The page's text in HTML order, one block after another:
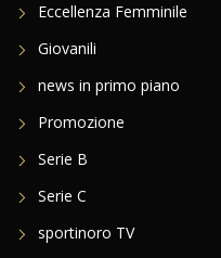
Eccellenza Femminile
Giovanili
news in primo piano
Promozione
Serie B
Serie C
sportinoro TV